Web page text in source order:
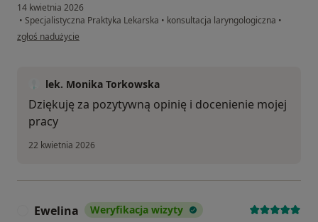
14 kwietnia 2026
• Specjalistyczna Praktyka Lekarska • konsultacja laryngologiczna •
w opinii użytkownika Karolina W.
zgłoś nadużycie
lek. Monika Torkowska
Dziękuję za pozytywną opinię i docenienie mojej
pracy
22 kwietnia 2026
Ewelina Weryfikacja wizyty